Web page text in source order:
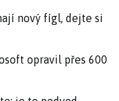
nový fígl, dejte si
opravil přes 600